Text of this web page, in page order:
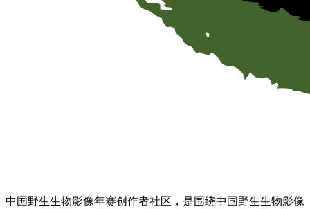
中国野生生物影像年赛创作者社区，是围绕中国野生生物影像